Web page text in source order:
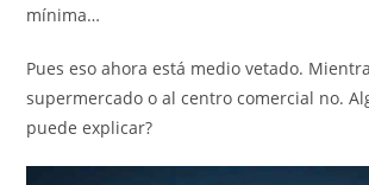
mínima…
Pues eso ahora está medio vetado.
supermercado o al centro comercial no.
puede explicar?